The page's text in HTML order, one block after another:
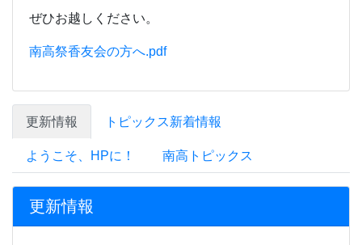
【７月２２日更新】令和８年度 全国大会壮行式
【６月３０日更新】令和８年度７月食堂メニュー
【６月２９日更新】
令和８年度香友会評議委員会及
び総会の開催について（ご案内）
【６月２5
日更新】
令和８年度 戴帽式
【６月２3日更新】令和８年度 四国高等学校選手権
【６月11日更新】